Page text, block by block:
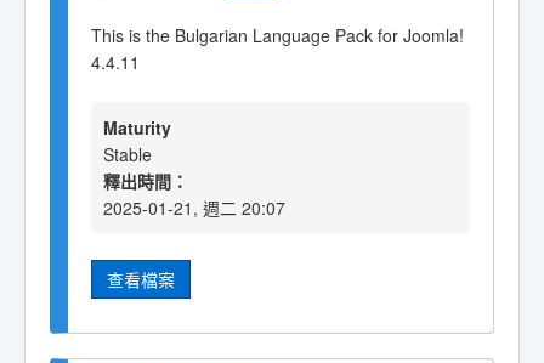
This is the Bulgarian Language Pack for Joomla!
4.4.11
Maturity
Stable
釋出時間：
2025-01-21, 週二 20:07
查看檔案